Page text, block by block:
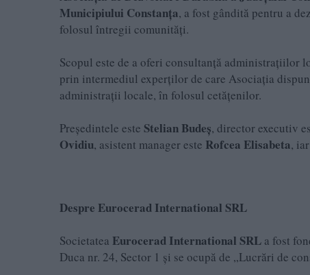
Municipiului Constanța, a fost gândită pentru a
folosul întregii comunități.
Scopul este de a oferi consultanță administrațiilor
prin intermediul experților de care Asociația
administrații locale, în folosul cetățenilor.
Președintele este Stelian Budeș, director executiv
Ovidiu, asistent manager este Rofcea Elisabeta,
Despre Eurocerad International SRL
Societatea Eurocerad International SRL a fost
Duca nr. 24, Sector 1 și se ocupă de „Lucrări de